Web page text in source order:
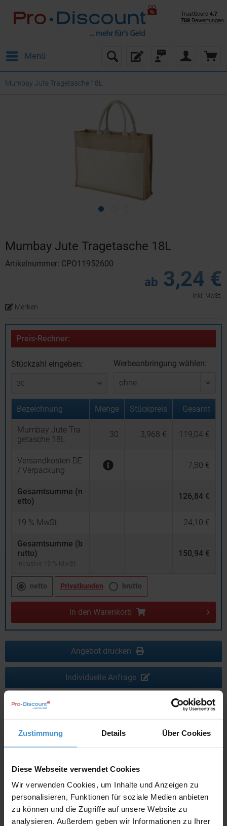
Zustimmung Details Über Cookies
Diese Webseite verwendet Cookies
Wir verwenden Cookies, um Inhalte und Anzeigen zu
personalisieren, Funktionen für soziale Medien anbieten
zu können und die Zugriffe auf unsere Website zu
analysieren. Außerdem geben wir Informationen zu Ihrer
Menü
Mumbay Jute Tragetasche 18L
Mumbay Jute Tragetasche 18L
Artikelnummer: CPO11952600
ab 3,24 €
inkl. MwSt.
Merken
Preis-Rechner:
Stückzahl eingeben: Werbeanbringung wählen:
Bezeichnung Menge Stückpreis Gesamt
Mumbay Jute Tra
getasche 18L
30 3,968 € 119,04 €
Versandkosten DE
/ Verpackung
7,80 €
Gesamtsumme (n
etto)
126,84 €
19 % MwSt. 24,10 €
Gesamtsumme (b
rutto)
inklusive 19 % MwSt.
150,94 €
netto Privatkunden brutto
In den Warenkorb
Angebot drucken
Individuelle Anfrage
Lieferzeiten
Muster mit Ihrer
Artikel ohne Werbeanbringung: ca. 3 - 5 Werktage
Muster: ca. 3 - 5 Werktage